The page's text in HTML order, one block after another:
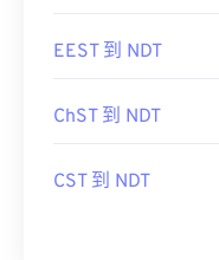
EEST 到 NDT
ChST 到 NDT
CST 到 NDT